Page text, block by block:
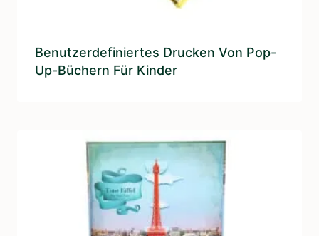
Benutzerdefiniertes Drucken Von Pop-
Up-Büchern Für Kinder